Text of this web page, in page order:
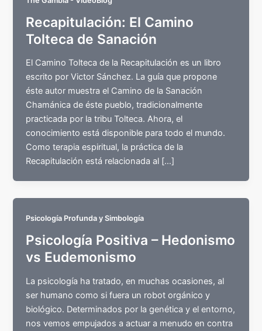
Recapitulación: El Camino
Tolteca de Sanación
El Camino Tolteca de la Recapitulación es un libro
escrito por Victor Sánchez. La guía que propone
éste autor muestra el Camino de la Sanación
Chamánica de éste pueblo, tradicionalmente
practicada por la tribu Tolteca. Ahora, el
conocimiento está disponible para todo el mundo.
Como terapia espiritual, la práctica de la
Recapitulación está relacionada al […]
Psicología Profunda y Simbología
Psicología Positiva – Hedonismo
vs Eudemonismo
La psicología ha tratado, en muchas ocasiones, al
ser humano como si fuera un robot orgánico y
biológico. Determinados por la genética y el entorno,
nos vemos empujados a actuar a menudo en contra